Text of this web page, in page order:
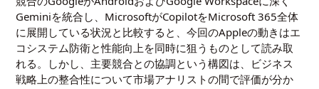
Geminiを統合し、MicrosoftがCopilotをMicrosoft 365全体
に展開している状況と比較すると、今回のAppleの動きはエ
コシステム防衛と性能向上を同時に狙うものとして読み取
れる。しかし、主要競合との協調という構図は、ビジネス
戦略上の整合性について市場アナリストの間で評価が分か